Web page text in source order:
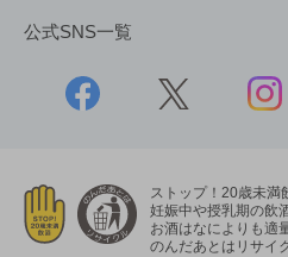
公式SNS一覧
ストップ！20歳未満
妊娠中や授乳期の飲
お酒はなによりも適
のんだあとはリサイ